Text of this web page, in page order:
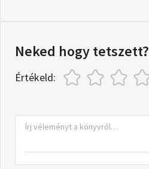
Neked hogy tetszett?
Értékeld: